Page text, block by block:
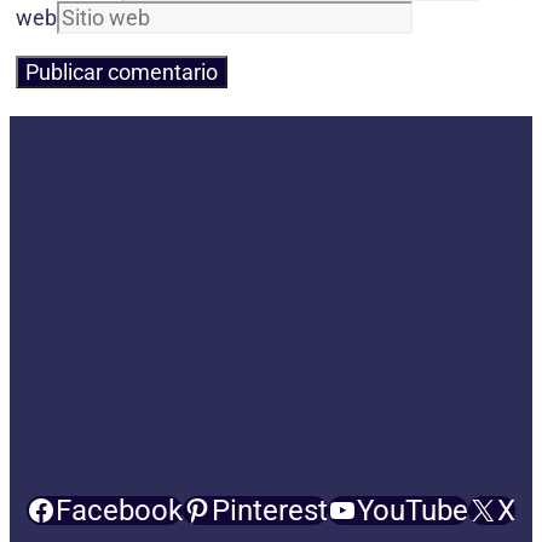
web
Facebook Pinterest YouTube X